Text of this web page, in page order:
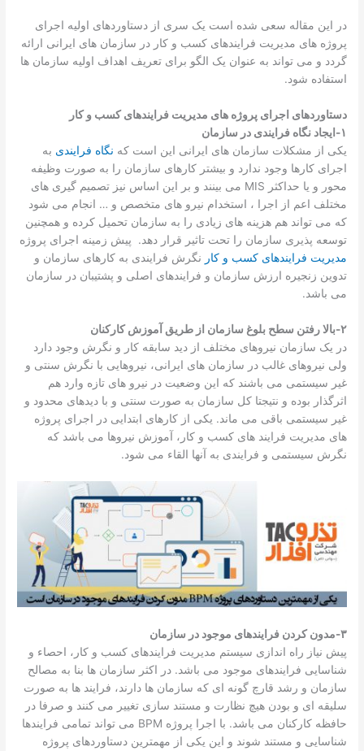
در این مقاله سعی شده است یک سری از دستاوردهای اولیه اجرای
پروژه های مدیریت فرایندهای کسب و کار در سازمان های ایرانی ارائه
گردد و می تواند به عنوان یک الگو برای تعریف اهداف اولیه سازمان ها
استفاده شود.
دستاوردهای اجرای پروژه های مدیریت فرایندهای کسب و کار
۱-ایجاد نگاه فرایندی در سازمان
یکی از مشکلات سازمان های ایرانی این است که نگاه فرایندی به
اجرای کارها وجود ندارد و بیشتر کارهای سازمان را به صورت وظیفه
محور و یا حداکثر MIS می بینند و بر این اساس نیز تصمیم گیری های
مختلف اعم از اجرا ، استخدام نیرو های متخصص و … انجام می شود
که می تواند هم هزینه های زیادی را به سازمان تحمیل کرده و همچنین
توسعه پذیری سازمان را تحت تاثیر قرار دهد. پیش زمینه اجرای پروژه
مدیریت فرایندهای کسب و کار نگرش فرایندی به کارهای سازمان و
تدوین زنجیره ارزش سازمان و فرایندهای اصلی و پشتیبان در سازمان
می باشد.
۲-بالا رفتن سطح بلوغ سازمان از طریق آموزش کارکنان
در یک سازمان نیروهای مختلف از دید سابقه کار و نگرش وجود دارد
ولی نیروهای غالب در سازمان های ایرانی، نیروهایی با نگرش سنتی و
غیر سیستمی می باشند که این وضعیت در نیرو های تازه وارد هم
اثرگذار بوده و نتیجتا کل سازمان به صورت سنتی و با دیدهای محدود و
غیر سیستمی باقی می ماند. یکی از کارهای ابتدایی در اجرای پروژه
های مدیریت فرایند های کسب و کار، آموزش نیروها می باشد که
نگرش سیستمی و فرایندی به آنها القاء می شود.
۳-مدون کردن فرایندهای موجود در سازمان
پیش نیاز راه اندازی سیستم مدیریت فرایندهای کسب و کار، احصاء و
شناسایی فرایندهای موجود می باشد. در اکثر سازمان ها بنا به مصالح
سازمان و رشد قارچ گونه ای که سازمان ها دارند، فرایند ها به صورت
سلیقه ای و بودن هیچ نظارت و مستند سازی تغییر می کنند و صرفا در
حافظه کارکنان می باشد. با اجرا پروژه BPM می تواند تمامی فرایندها
شناسایی و مستند شوند و این یکی از مهمترین دستاوردهای پروژه